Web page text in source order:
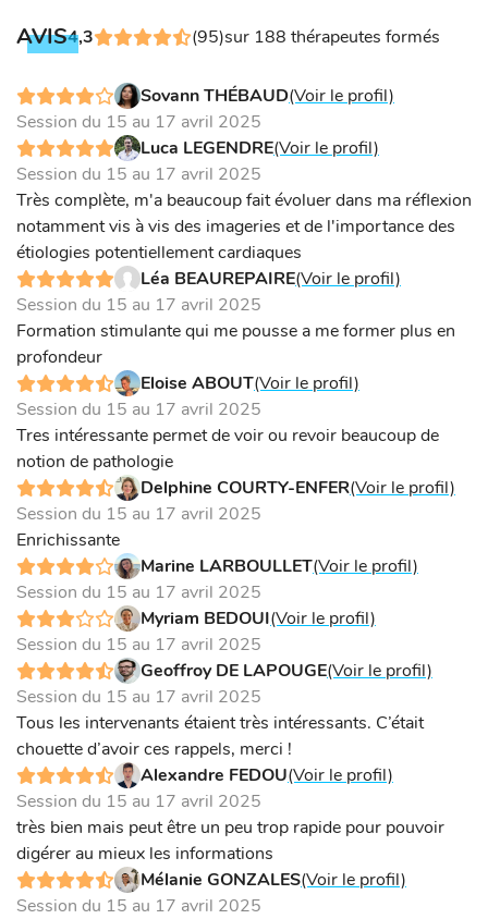
AVIS4,3 (95)sur 188 thérapeutes formés
Sovann THÉBAUD(Voir le profil)
Session du 15 au 17 avril 2025
Luca LEGENDRE(Voir le profil)
Session du 15 au 17 avril 2025
Très complète, m'a beaucoup fait évoluer dans ma réflexion
notamment vis à vis des imageries et de l'importance des
étiologies potentiellement cardiaques
Léa BEAUREPAIRE(Voir le profil)
Session du 15 au 17 avril 2025
Formation stimulante qui me pousse a me former plus en
profondeur
Eloise ABOUT(Voir le profil)
Session du 15 au 17 avril 2025
Tres intéressante permet de voir ou revoir beaucoup de
notion de pathologie
Delphine COURTY-ENFER(Voir le profil)
Session du 15 au 17 avril 2025
Enrichissante
Marine LARBOULLET(Voir le profil)
Session du 15 au 17 avril 2025
Myriam BEDOUI(Voir le profil)
Session du 15 au 17 avril 2025
Geoffroy DE LAPOUGE(Voir le profil)
Session du 15 au 17 avril 2025
Tous les intervenants étaient très intéressants. C’était
chouette d’avoir ces rappels, merci !
Alexandre FEDOU(Voir le profil)
Session du 15 au 17 avril 2025
très bien mais peut être un peu trop rapide pour pouvoir
digérer au mieux les informations
Mélanie GONZALES(Voir le profil)
Session du 15 au 17 avril 2025